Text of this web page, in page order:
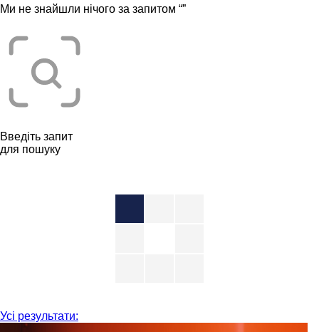
Ми не знайшли нічого за запитом “”
Введіть запит
для пошуку
Усі результати: